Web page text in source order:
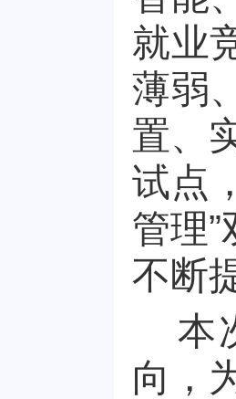
就业
薄弱
置、
试点
管理
不断
本
向，